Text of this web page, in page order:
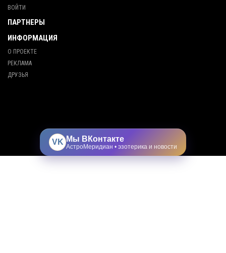
ВОЙТИ
ПАРТНЕРЫ
ИНФОРМАЦИЯ
О ПРОЕКТЕ
РЕКЛАМА
ДРУЗЬЯ
VK Мы ВКонтакте
АстроМеридиан • эзотерика и новости